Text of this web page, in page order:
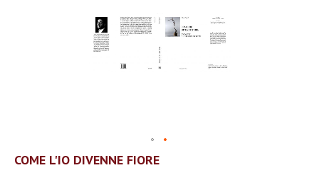
Vai
all'inizio
COME L'IO DIVENNE FIORE